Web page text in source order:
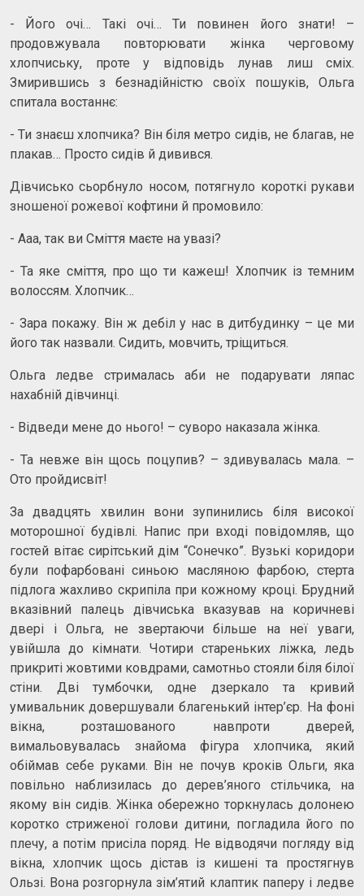
- Його очі… Такі очі… Ти повинен його знати! –
продовжувала повторювати жінка черговому
хлопчиську, проте у відповідь лунав лиш сміх.
Змирившись з безнадійністю своїх пошуків, Ольга
спитала востаннє:
- Ти знаєш хлопчика? Він біля метро сидів, не благав, не
плакав… Просто сидів й дивився.
Дівчисько сьорбнуло носом, потягнуло короткі рукави
зношеної рожевої кофтини й промовило:
- Ааа, так ви Сміття маєте на увазі?
- Та яке сміття, про що ти кажеш! Хлопчик із темним
волоссям. Хлопчик…
- Зара покажу. Він ж дебіл у нас в дитбудинку – це ми
його так назвали. Сидить, мовчить, тріщиться.
Ольга ледве стрималась аби не подарувати ляпас
нахабній дівчинці.
- Відведи мене до нього! – суворо наказала жінка.
- Та невже він щось поцупив? – здивувалась мала. –
Ото пройдисвіт!
За двадцять хвилин вони зупинились біля високої
моторошної будівлі. Напис при вході повідомляв, що
гостей вітає сирітський дім “Сонечко”. Вузькі коридори
були пофарбовані синьою масляною фарбою, стерта
підлога жахливо скрипіла при кожному кроці. Брудний
вказівний палець дівчиська вказував на коричневі
двері і Ольга, не звертаючи більше на неї уваги,
увійшла до кімнати. Чотири стареньких ліжка, ледь
прикриті жовтими ковдрами, самотньо стояли біля білої
стіни. Дві тумбочки, одне дзеркало та кривий
умивальник довершували благенький інтер’єр. На фоні
вікна, розташованого навпроти дверей,
вимальовувалась знайома фігура хлопчика, який
обіймав себе руками. Він не почув кроків Ольги, яка
повільно наблизилась до дерев’яного стільчика, на
якому він сидів. Жінка обережно торкнулась долонею
коротко стриженої голови дитини, погладила його по
плечу, а потім присіла поряд. Не відводячи погляду від
вікна, хлопчик щось дістав із кишені та простягнув
Ользі. Вона розгорнула зім’ятий клаптик паперу і ледве